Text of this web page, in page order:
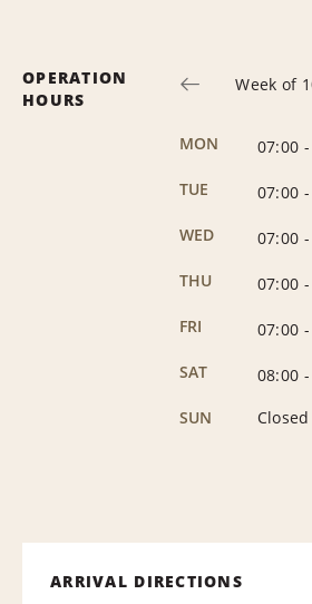
OPERATION
HOURS
Week of
MON 07:00 -
TUE
07:00 -
WED
07:00 -
THU
07:00 -
FRI
07:00 -
SAT
08:00 -
SUN
Closed
ARRIVAL DIRECTIONS